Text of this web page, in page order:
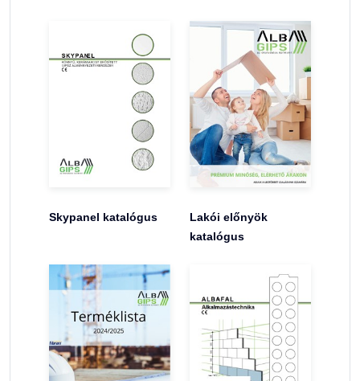
Skypanel katalógus
Lakói előnyök
katalógus